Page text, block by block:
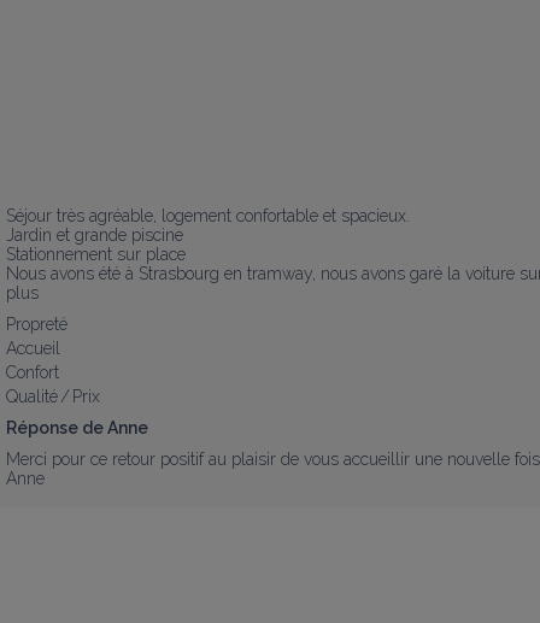
Séjour très agréable, logement confortable et spacieux.
Jardin et grande piscine
Stationnement sur place
Nous avons été à Strasbourg en tramway, nous avons garé la voiture
plus
Propreté
Accueil
Confort
Qualité / Prix
Réponse de Anne
Merci pour ce retour positif au plaisir de vous accueillir une nouvelle
Anne